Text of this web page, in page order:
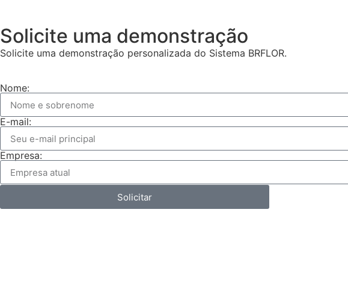
Solicite uma demonstração
Solicite uma demonstração personalizada do Sistema BRFLOR.
Nome:
E-mail:
Empresa:
Solicitar